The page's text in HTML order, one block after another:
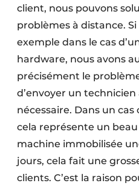
client, nous pouvons
problèmes à distance. Si
exemple dans le cas
hardware, nous avons
précisément le
d’envoyer un
nécessaire. Dans un cas
cela représente un
machine immobilisée
jours, cela fait une
clients. C’est la raison